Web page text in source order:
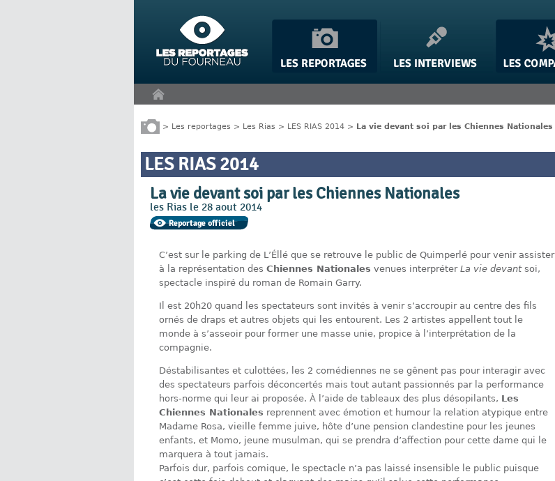
> Les reportages > Les Rias > LES RIAS 2014 > La vie devant soi par les Chiennes Nationales
LES RIAS 2014
La vie devant soi par les Chiennes Nationales
les Rias le 28 aout 2014
C’est sur le parking de L’Éllé que se retrouve le public de Quimperlé pour venir assister
à la représentation des Chiennes Nationales venues interpréter La vie devantsoi,
spectacle inspiré du roman de Romain Garry.
Il est 20h20 quand les spectateurs sont invités à venir s’accroupir au centre des fils
ornés de draps et autres objets qui les entourent. Les 2 artistes appellent tout le
monde à s’asseoir pour former une masse unie, propice à l’interprétation de la
compagnie.
Déstabilisantes et culottées, les 2 comédiennes ne se gênent pas pour interagir avec
des spectateurs parfois déconcertés mais tout autant passionnés par la performance
hors-norme qui leur ai proposée. À l’aide de tableaux des plus désopilants, Les
Chiennes Nationales reprennent avec émotion et humour la relation atypique entre
Madame Rosa, vieille femme juive, hôte d’une pension clandestine pour les jeunes
enfants, et Momo, jeune musulman, qui se prendra d’affection pour cette dame qui le
marquera à tout jamais.
Parfois dur, parfois comique, le spectacle n’a pas laissé insensible le public puisque